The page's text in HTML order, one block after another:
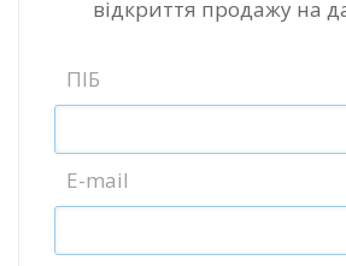
відкриття продажу на
ПІБ
E-mail